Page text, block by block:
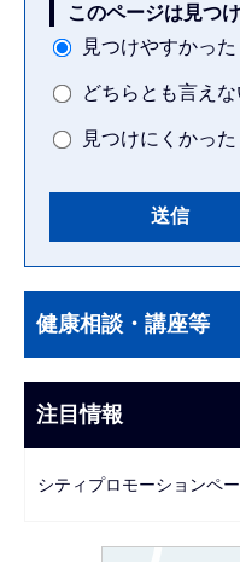
このページは見つ
見つけやすかった
どちらとも言えな
見つけにくかった
文
こ
ま
で
ブ
ビ
ー
健康相談・講座等
注目情報
シティプロモーションペ